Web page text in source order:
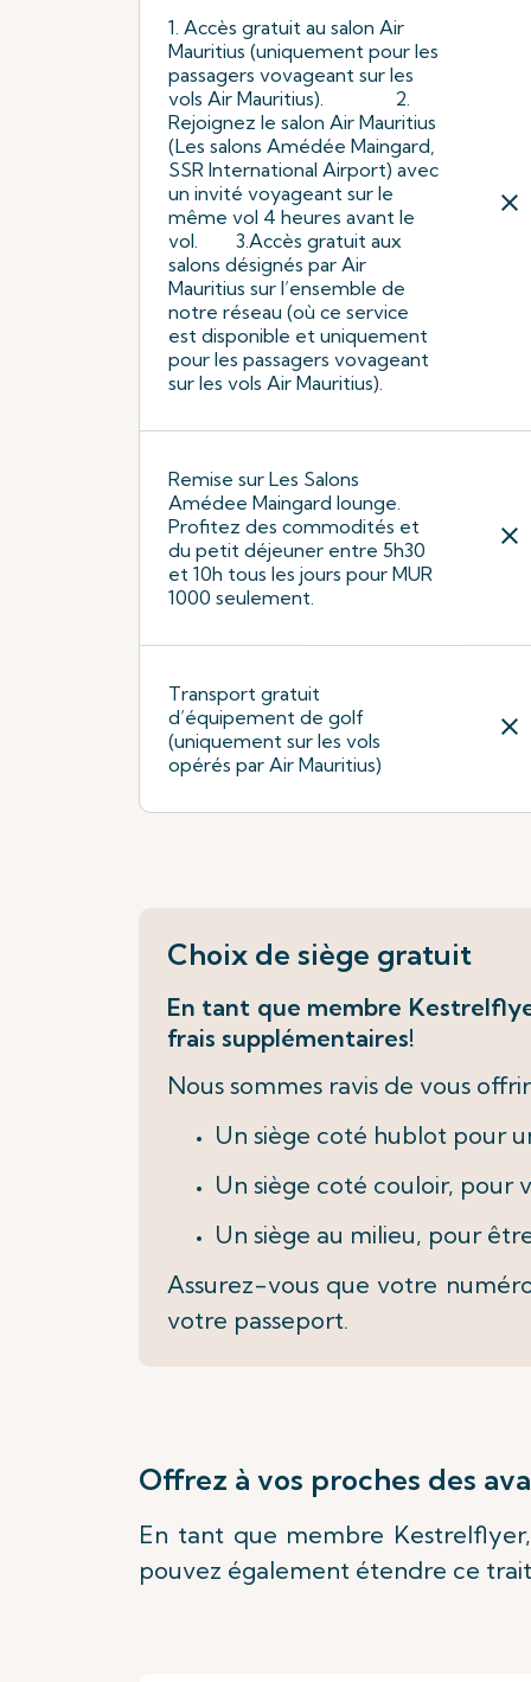
1. Accès gratuit au salon Air
Mauritius (uniquement pour les
passagers vovageant sur les
vols Air Mauritius). 2.
Rejoignez le salon Air Mauritius
(Les salons Amédée Maingard,
SSR International Airport) avec
un invité voyageant sur le
même vol 4 heures avant le
vol. 3.Accès gratuit aux
salons désignés par Air
Mauritius sur l’ensemble de
notre réseau (où ce service
est disponible et uniquement
pour les passagers vovageant
sur les vols Air Mauritius).
close
Remise sur Les Salons
Amédee Maingard lounge.
Profitez des commodités et
du petit déjeuner entre 5h30
et 10h tous les jours pour MUR
1000 seulement.
close
Transport gratuit
d’équipement de golf
(uniquement sur les vols
opérés par Air Mauritius)
close
Choix de siège gratuit
En tant que membre
frais supplémentaires!
Nous sommes ravis de vous
Un siège coté hublot pour
Un siège coté couloir, pour
Un siège au milieu, pour
Assurez-vous que votre
votre passeport.
Offrez à vos proches des
En tant que membre
pouvez également étendre ce